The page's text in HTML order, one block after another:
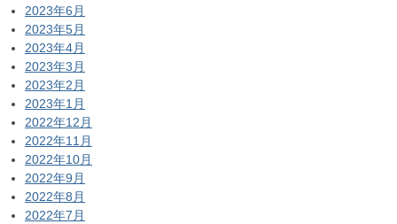
2023年6月
2023年5月
2023年4月
2023年3月
2023年2月
2023年1月
2022年12月
2022年11月
2022年10月
2022年9月
2022年8月
2022年7月